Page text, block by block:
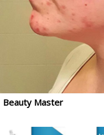
Beauty Master